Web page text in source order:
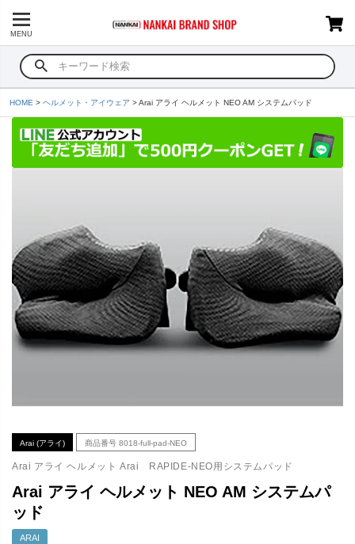
MENU
HOME ヘルメット・アイウェア Arai アライ ヘルメット NEO AM システムパッド
Arai (アライ) 商品番号 8018-full-pad-NEO
Arai アライ ヘルメット Arai RAPIDE-NEO用システムパッド
Arai アライ ヘルメット NEO AM システムパ
ッド
ARAI